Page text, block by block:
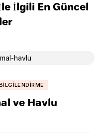
İlgili En Güncel
ve Havlu